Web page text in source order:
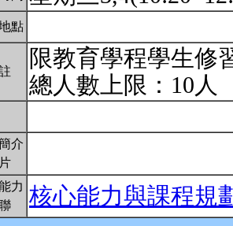
點
限教育學程學生修
總人數上限：10人
介
力 核心能力與課程規